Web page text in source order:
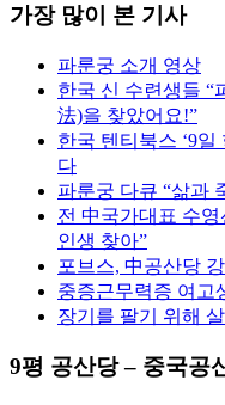
가장 많이 본 기사
파룬궁 소개 영상
한국 신 수련생들 “
法)을 찾았어요!”
한국 텐티북스 ‘9
다
파룬궁 다큐 “삶과
전 中국가대표 수
인생 찾아”
포브스, 中공산당
중증근무력증 여고
장기를 팔기 위해
9평 공산당 – 중국공